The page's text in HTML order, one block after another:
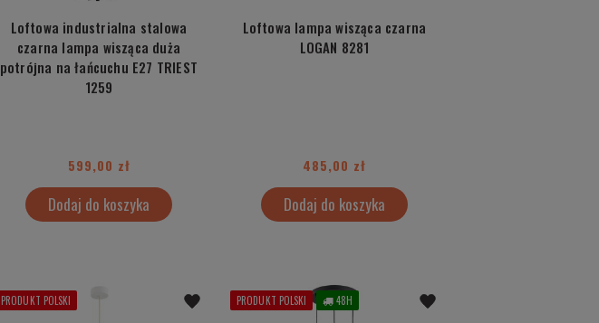
Loftowa industrialna stalowa
czarna lampa wisząca duża
potrójna na łańcuchu E27 TRIEST
1259
599,00 zł
Dodaj do koszyka
Loftowa lampa wisząca czarna
LOGAN 8281
485,00 zł
Dodaj do koszyka
PRODUKT POLSKI PRODUKT POLSKI 48H